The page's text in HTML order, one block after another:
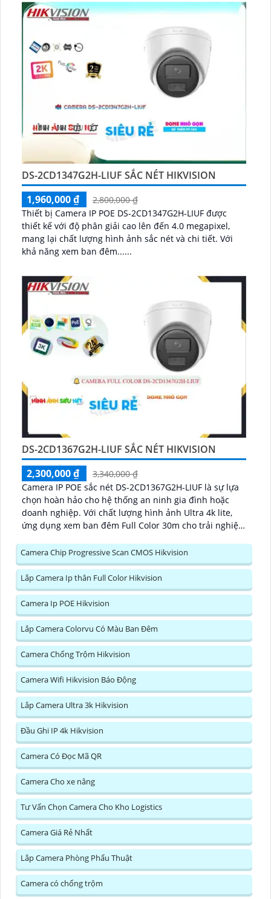
DS-2CD1347G2H-LIUF SẮC NÉT HIKVISION
1,960,000 ₫
2,800,000 ₫
Thiết bị Camera IP POE DS-2CD1347G2H-LIUF được
thiết kế với độ phân giải cao lên đến 4.0 megapixel,
mang lại chất lượng hình ảnh sắc nét và chi tiết. Với
khả năng xem ban đêm......
DS-2CD1367G2H-LIUF SẮC NÉT HIKVISION
2,300,000 ₫
3,340,000 ₫
Camera IP POE sắc nét DS-2CD1367G2H-LIUF là sự lựa
chọn hoàn hảo cho hệ thống an ninh gia đình hoặc
doanh nghiệp. Với chất lượng hình ảnh Ultra 4k lite,
ứng dụng xem ban đêm Full Color 30m cho trải nghiệm
Camera Chip Progressive Scan CMOS Hikvision
Lắp Camera Ip thân Full Color Hikvision
Camera Ip POE Hikvision
Lắp Camera Colorvu Có Màu Ban Đêm
Camera Chống Trộm Hikvision
Camera Wifi Hikvision Báo Động
Lắp Camera Ultra 3k Hikvision
Đầu Ghi IP 4k Hikvision
Camera Có Đọc Mã QR
Camera Cho xe nâng
Tư Vấn Chọn Camera Cho Kho Logistics
Camera Giá Rẻ Nhất
Lắp Camera Phòng Phẩu Thuật
Camera có chống trộm